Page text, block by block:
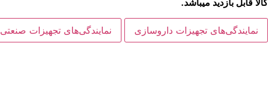
کالا قابل بازدید می­باشد.
نمایندگی‌های تجهیزات داروسازی نمایندگی‌های تجهیزات صنعتی